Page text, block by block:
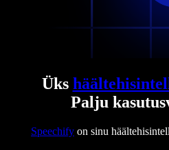
Üks
Palju
Speechify on sinu